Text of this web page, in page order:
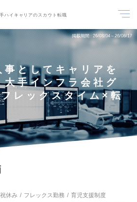
ハイキャリアのスカウト転職
掲載期間 26/08/04～26/08/17
としてキャリアを
大手インフラ会社グ
レックスタイム×転
休み フレックス勤務 育児支援制度